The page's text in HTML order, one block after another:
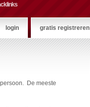
login gratis registreren
De meeste